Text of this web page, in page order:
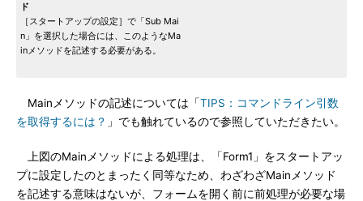
ド
［スタートアップの設定］で「Sub Mai
n」を選択した場合には、このようなMa
inメソッドを記述する必要がある。
Mainメソッドの記述については「TIPS：コマンドライン引数
を取得するには？ 」でも触れているので参照していただきたい。
上図のMainメソッドによる処理は、「Form1」をスタートアッ
プに設定したのとまったく同等なため、わざわざMainメソッド
を記述する意味はないが、フォームを開く前に前処理が必要な場